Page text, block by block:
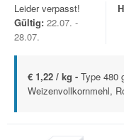
Leider verpasst!
Gültig: 22.07. -
28.07.
€ 1,22 / kg - Type 480
Weizenvollkornmehl,